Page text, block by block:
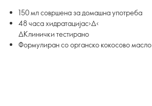
150 мл совршена за домашна употреба
48 часа хидратацијас›∆‹
∆Клинички тестирано
Формулиран со органско кокосово масло